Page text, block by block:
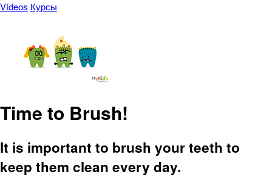
Vídeos Курсы
Time to Brush!
It is important to brush your teeth to
keep them clean every day.